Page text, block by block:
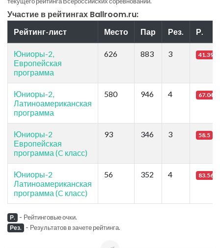
Участие в рейтингах Ballroom.ru:
Рейтинг-лист Место Пар Рез. Р.
Юниоры-2,
Европейская
программа
626 883 3 41.39
Юниоры-2,
Латиноамериканская
программа
580 946 4 67.04
Юниоры-2
Европейская
программа (C класс)
93 346 3 58.5
Юниоры-2
Латиноамериканская
программа (C класс)
56 352 4 83.56
Р. - Рейтинговые очки.
Рез. - Результатов в зачете рейтинга.